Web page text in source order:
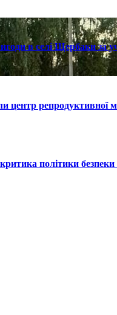
в селі Щербаки за
центр репродуктивної
критика політики